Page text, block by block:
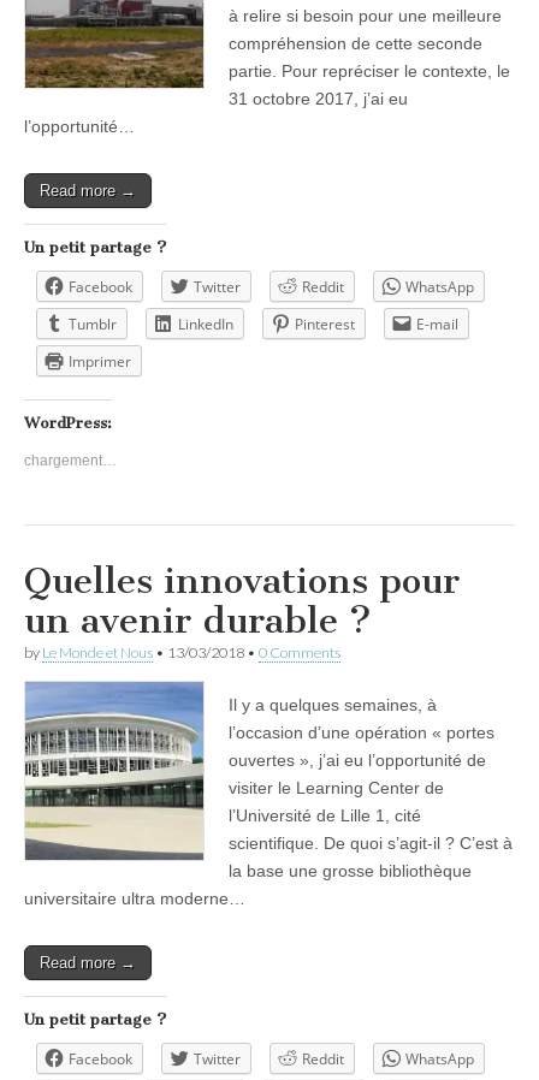
à relire si besoin pour une meilleure
compréhension de cette seconde
partie. Pour repréciser le contexte, le
31 octobre 2017, j’ai eu
l’opportunité…
Read more →
Un petit partage ?
Facebook Twitter Reddit
WhatsApp
Tumblr
LinkedIn Pinterest
E-mail
Imprimer
WordPress:
chargement…
Quelles innovations pour
un avenir durable ?
by Le Monde et Nous • 13/03/2018 • 0 Comments
Il y a quelques semaines, à
l’occasion d’une opération « portes
ouvertes », j’ai eu l’opportunité de
visiter le Learning Center de
l’Université de Lille 1, cité
scientifique. De quoi s’agit-il ? C’est à
la base une grosse bibliothèque
universitaire ultra moderne…
Read more →
Un petit partage ?
Facebook Twitter Reddit
WhatsApp